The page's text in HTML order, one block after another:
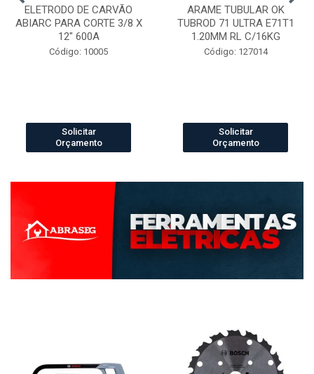
ELETRODO DE CARVÃO
ABIARC PARA CORTE 3/8 X
12" 600A
Código: 10005
Solicitar
Orçamento
ARAME TUBULAR OK
TUBROD 71 ULTRA E71T1
1.20MM RL C/16KG
Código: 127014
Solicitar
Orçamento